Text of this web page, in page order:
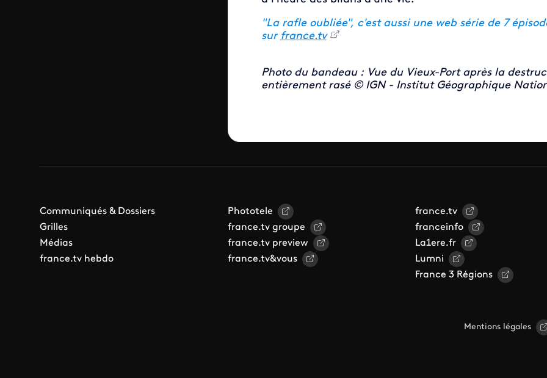
"La rafle oubliée", c'est aussi une web série de 7
sur france.tv
Photo du bandeau : Vue du Vieux-Port après la
entièrement rasé © IGN - Institut Géographique
Communiqués & Dossiers
Grilles
Médias
france.tv hebdo
Phototele
france.tv groupe
france.tv preview
france.tv&vous
france.tv
franceinfo
La1ere.fr
Lumni
France 3 Régions
Mentions légales